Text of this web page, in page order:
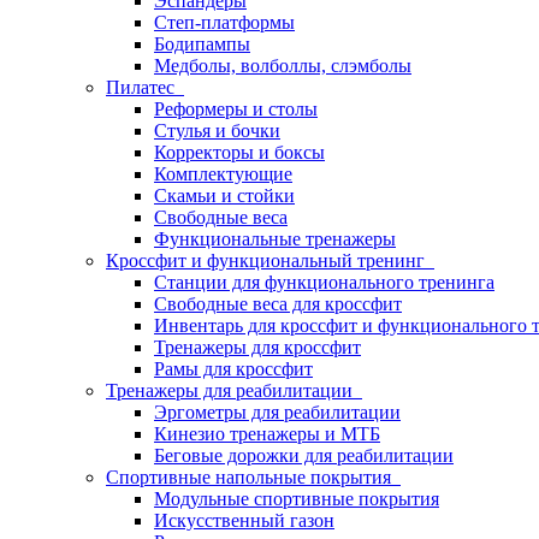
Степ-платформы
Бодипампы
Медболы, волболлы, слэмболы
Пилатес
Реформеры и столы
Стулья и бочки
Корректоры и боксы
Комплектующие
Скамьи и стойки
Свободные веса
Функциональные тренажеры
Кроссфит и функциональный тренинг
Станции для функционального тренинга
Свободные веса для кроссфит
Инвентарь для кроссфит и функционального
Тренажеры для кроссфит
Рамы для кроссфит
Тренажеры для реабилитации
Эргометры для реабилитации
Кинезио тренажеры и МТБ
Беговые дорожки для реабилитации
Спортивные напольные покрытия
Модульные спортивные покрытия
Искусственный газон